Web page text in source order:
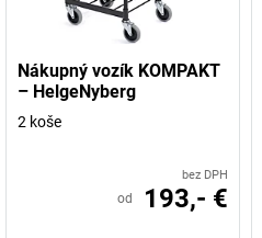
Nákupný vozík KOMPAKT
– HelgeNyberg
2 koše
bez DPH
od 193,- €